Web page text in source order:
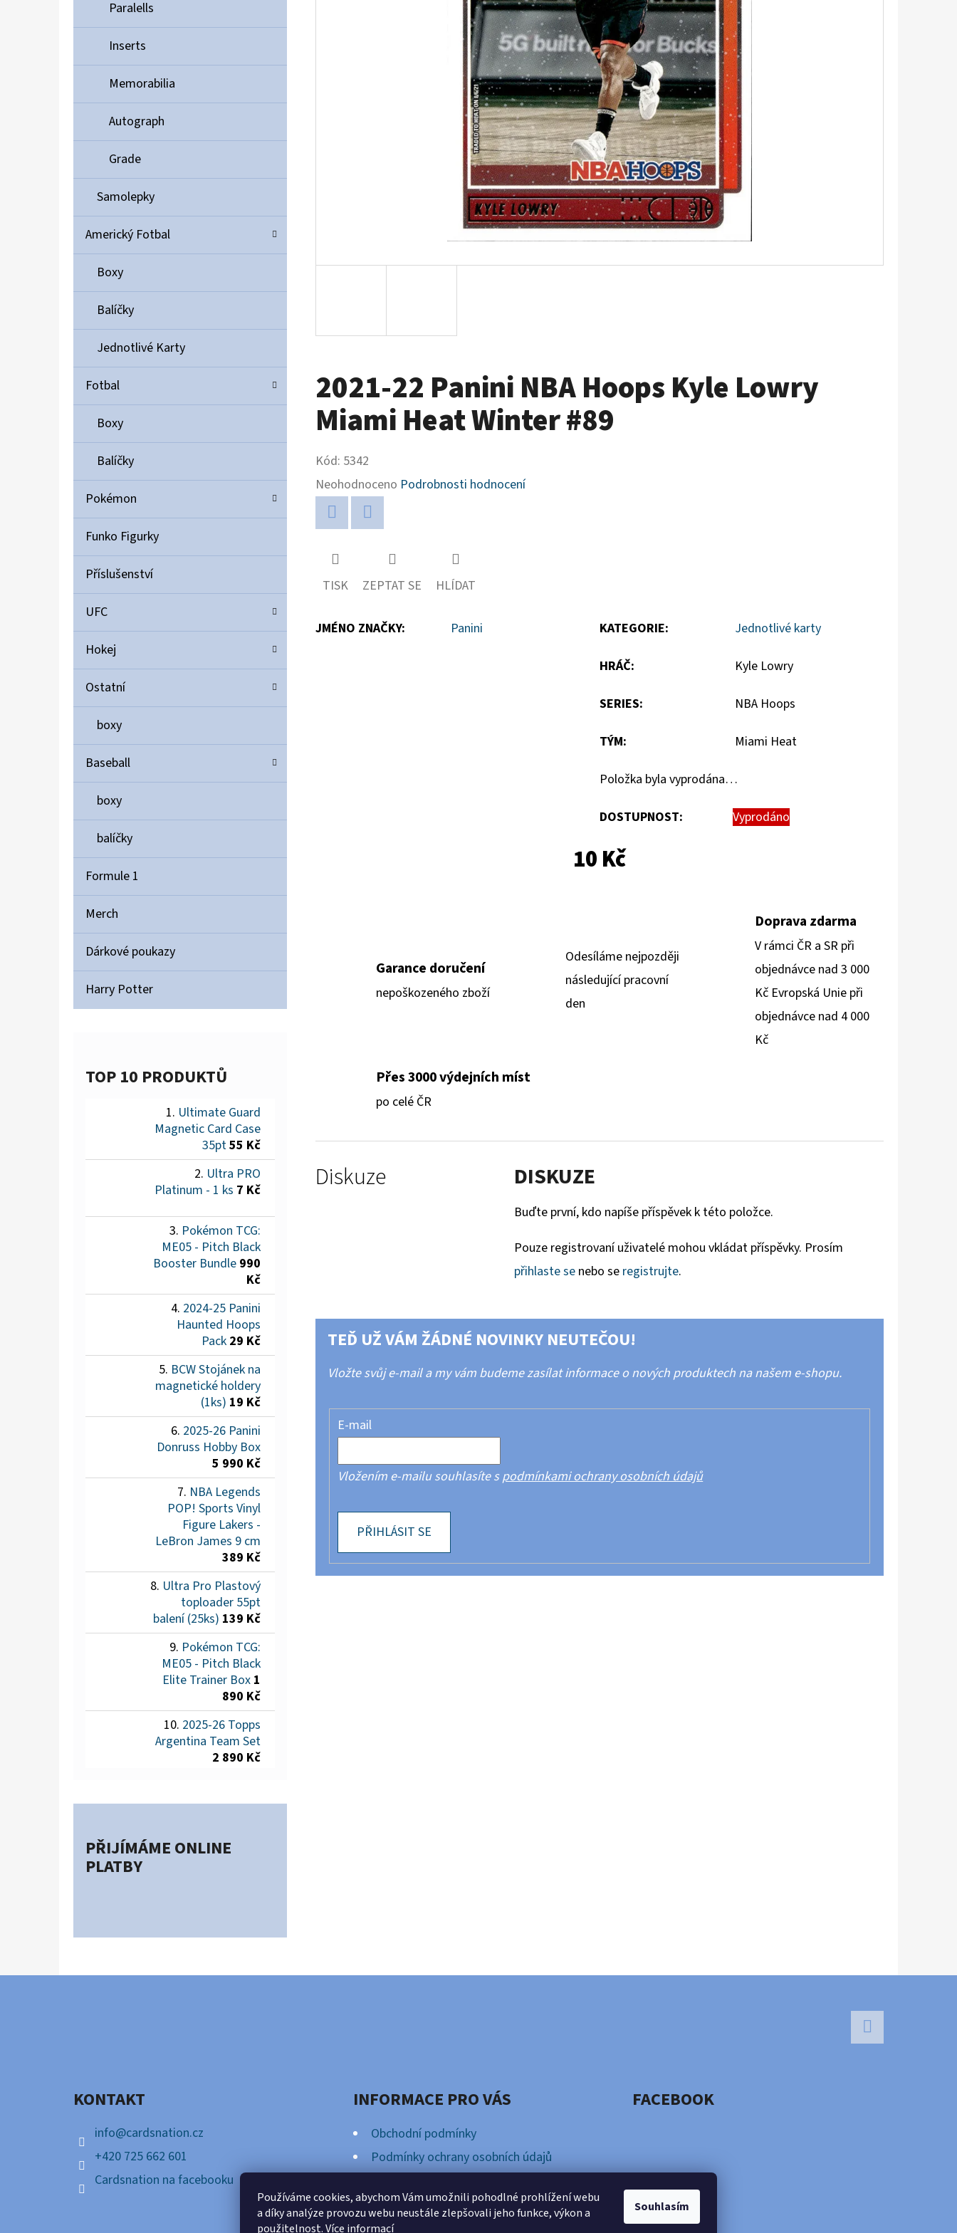
Používáme cookies, abychom Vám umožnili pohodlné prohlížení webu
a díky analýze provozu webu neustále zlepšovali jeho funkce, výkon a
použitelnost.Více informací
Souhlasím
Paralells
Inserts
Memorabilia
Autograph
Grade
Samolepky
Americký Fotbal
Boxy
Balíčky
Jednotlivé Karty
Fotbal
Boxy
Balíčky
Pokémon
Funko Figurky
Příslušenství
UFC
Hokej
Ostatní
boxy
Baseball
boxy
balíčky
Formule 1
Merch
Dárkové poukazy
Harry Potter
TOP 10 PRODUKTŮ
Ultimate Guard
Magnetic Card Case
35pt55 Kč
Ultra PRO
Platinum - 1 ks 7 Kč
Pokémon TCG:
ME05 - Pitch Black
Booster Bundle 990
Kč
2024-25 Panini
Haunted Hoops
Pack 29 Kč
BCW Stojánek na
magnetické holdery
(1ks) 19 Kč
2025-26 Panini
Donruss Hobby Box
5 990 Kč
NBA Legends
POP! Sports Vinyl
Figure Lakers -
LeBron James 9 cm
389 Kč
Ultra Pro Plastový
toploader 55pt
balení (25ks) 139 Kč
Pokémon TCG:
ME05 - Pitch Black
Elite Trainer Box 1
890 Kč
2025-26 Topps
Argentina Team Set
2 890 Kč
PŘIJÍMÁME ONLINE
PLATBY
2021-22 Panini NBA Hoops Kyle Lowry
Miami Heat Winter #89
Kód: 5342
Průměrné
hodnocení
produktu
0,0
5
Neohodnoceno Podrobnosti hodnocení
TISK ZEPTAT SE HLÍDAT
JMÉNO ZNAČKY: Panini KATEGORIE: Jednotlivé karty
HRÁČ: Kyle Lowry
SERIES: NBA Hoops
TÝM: Miami Heat
Položka byla vyprodána…
DOSTUPNOST: Vyprodáno
10 Kč
Garance doručení
nepoškozeného zboží
Odesíláme nejpozději
následující pracovní
den
Doprava zdarma
V rámci ČR a SR při
objednávce nad 3 000
Kč Evropská Unie při
objednávce nad 4 000
Kč
Přes 3000 výdejních míst
po celé ČR
Diskuze DISKUZE
Buďte první, kdo napíše příspěvek k této položce.
Pouze registrovaní uživatelé mohou vkládat příspěvky. Prosím
přihlaste se nebo se registrujte.
TEĎ UŽ VÁM ŽÁDNÉ NOVINKY NEUTEČOU!
Vložte svůj e-mail a my vám budeme zasílat informace o nových produktech na našem e-shopu.
E-mail
Vložením e-mailu souhlasíte spodmínkami ochrany osobních údajů
PŘIHLÁSIT SE
ULTIMATE GUARD MAGNETIC CARD CASE 35PT
POKÉMON TCG: ME05 - PITCH BLACK
BOOSTER BUNDLE
990 Kč
KONTAKT
info@cardsnation.cz
+420 725 662 601
Cardsnation na facebooku
INFORMACE PRO VÁS
Obchodní podmínky
Podmínky ochrany osobních údajů
FACEBOOK